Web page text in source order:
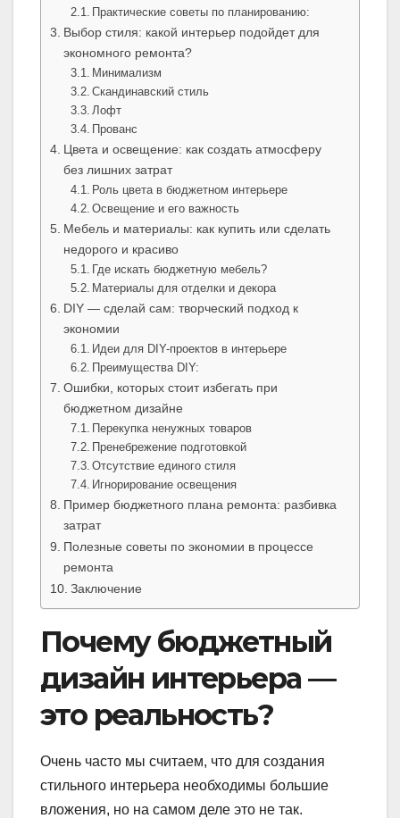
Практические советы по планированию:
Выбор стиля: какой интерьер подойдет для
экономного ремонта?
Минимализм
Скандинавский стиль
Лофт
Прованс
Цвета и освещение: как создать атмосферу
без лишних затрат
Роль цвета в бюджетном интерьере
Освещение и его важность
Мебель и материалы: как купить или сделать
недорого и красиво
Где искать бюджетную мебель?
Материалы для отделки и декора
DIY — сделай сам: творческий подход к
экономии
Идеи для DIY-проектов в интерьере
Преимущества DIY:
Ошибки, которых стоит избегать при
бюджетном дизайне
Перекупка ненужных товаров
Пренебрежение подготовкой
Отсутствие единого стиля
Игнорирование освещения
Пример бюджетного плана ремонта: разбивка
затрат
Полезные советы по экономии в процессе
ремонта
Заключение
Почему бюджетный
дизайн интерьера —
это реальность?
Очень часто мы считаем, что для создания
стильного интерьера необходимы большие
вложения, но на самом деле это не так.